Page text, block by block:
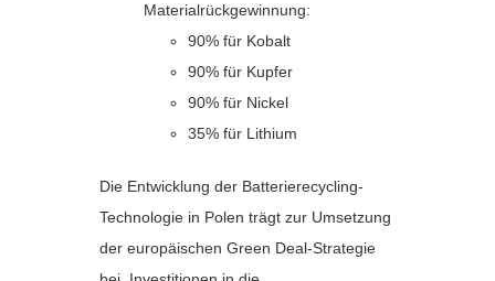
Materialrückgewinnung:
90% für Kobalt
90% für Kupfer
90% für Nickel
35% für Lithium
Die Entwicklung der Batterierecycling-
Technologie in Polen trägt zur Umsetzung
der europäischen Green Deal-Strategie